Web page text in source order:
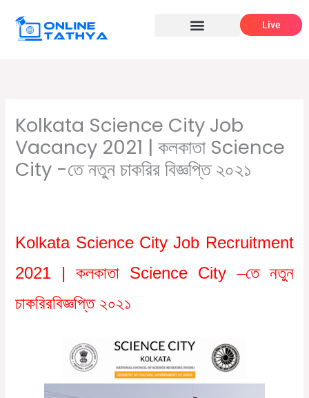
Live
Kolkata Science City Job
Vacancy 2021 | কলকাতা Science
City -তে নতুন চাকরির বিজ্ঞপ্তি ২০২১
Kolkata Science City Job Recruitment
2021 |কলকাতা Science City –তে নতুন
চাকরিরবিজ্ঞপ্তি ২০২১